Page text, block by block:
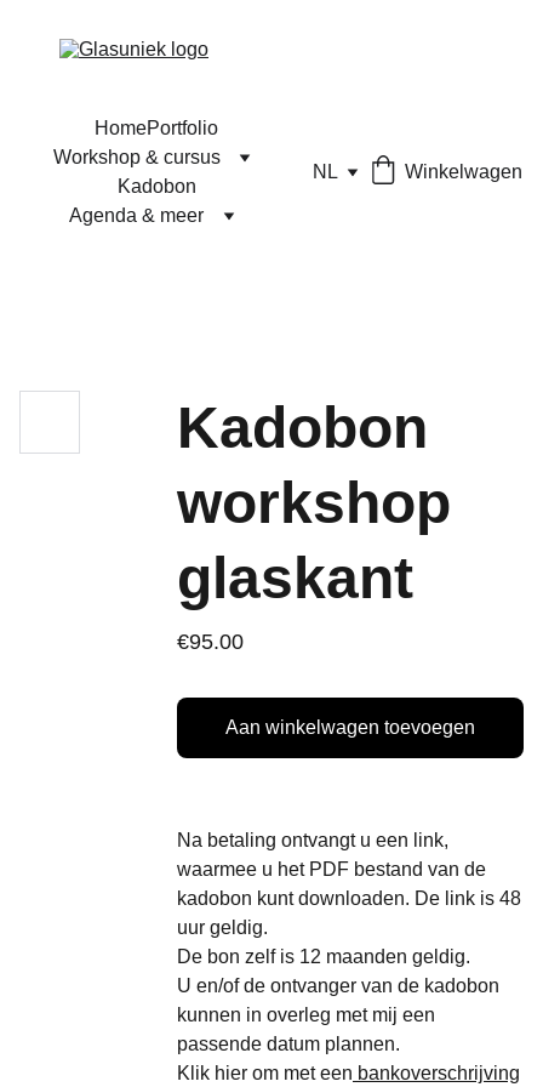
HomePortfolio
Workshop & cursus
Kadobon
Agenda & meer
NL Winkelwagen
Kadobon
workshop
glaskant
€95.00
Aan winkelwagen toevoegen
Na betaling ontvangt u een link,
waarmee u het PDF bestand van de
kadobon kunt downloaden. De link is 48
uur geldig.
De bon zelf is 12 maanden geldig.
U en/of de ontvanger van de kadobon
kunnen in overleg met mij een
passende datum plannen.
Klik hier om met een bankoverschrijving